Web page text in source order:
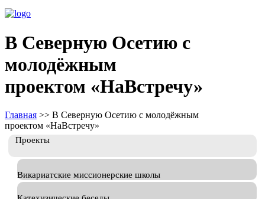
В Северную Осетию с
молодёжным
проектом «НаВстречу»
Главная >> В Северную Осетию с молодёжным
проектом «НаВстречу»
Проекты
Викариатские миссионерские школы